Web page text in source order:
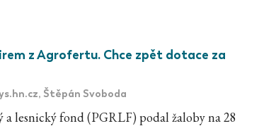
z Agrofertu. Chce zpět dotace za
, Štěpán Svoboda
a lesnický fond (PGRLF) podal žaloby na 28